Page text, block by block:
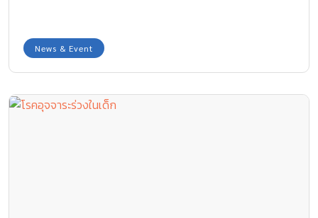
News & Event